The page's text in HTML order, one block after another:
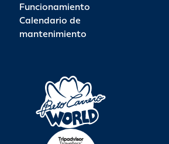
Funcionamiento
Calendario de
mantenimiento